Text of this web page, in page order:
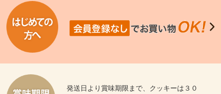
発送日より賞味期限まで、クッキーは３０